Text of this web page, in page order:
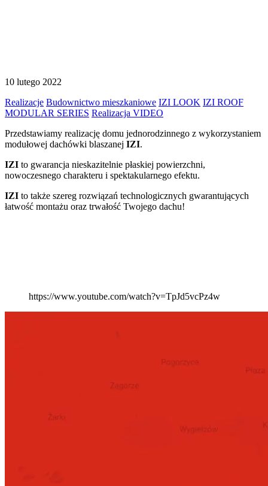
10 lutego 2022
Realizacje Budownictwo mieszkaniowe IZI LOOK IZI ROOF
MODULAR SERIES Realizacja VIDEO
Przedstawiamy realizację domu jednorodzinnego z wykorzystaniem
modułowej dachówki blaszanej IZI.
IZI to gwarancja nieskazitelnie płaskiej powierzchni,
nowoczesnego charakteru i spektakularnego efektu.
IZI to także szereg rozwiązań technologicznych gwarantujących
łatwość montażu oraz trwałość Twojego dachu!
https://www.youtube.com/watch?v=TpJd5vcPz4w